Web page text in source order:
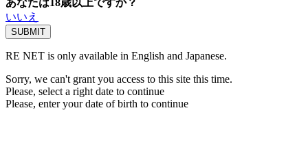
いいえ
RE NET is only available in English and Japanese.
Sorry, we can't grant you access to this site this time.
Please, select a right date to continue
Please, enter your date of birth to continue